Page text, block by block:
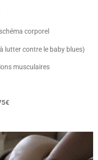
corporel
lutter contre le baby blues)
musculaires